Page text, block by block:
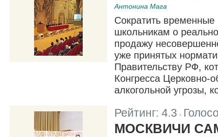
Антонина Мага
Сократить временные
школьникам о
продажу
уже принятых
Правительству РФ,
Конгресса Церковно-
алкогольной угрозы,
Рейтинг: 4.3
МОСКВИЧИ